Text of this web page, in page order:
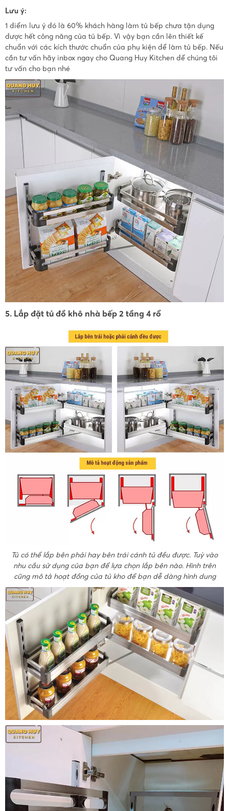
Lưu ý:
1 điểm lưu ý đó là 60% khách hàng làm tủ bếp chưa tận dụng
được hết công năng của tủ bếp. Vì vậy bạn cần lên thiết kế
chuẩn với các kích thước chuẩn của phụ kiện để làm tủ bếp. Nếu
cần tư vấn hãy inbox ngay cho Quang Huy Kitchen để chúng tôi
tư vấn cho bạn nhé
5. Lắp đặt tủ đồ khô nhà bếp 2 tầng 4 rổ
Tủ có thể lắp bên phải hay bên trái cánh tủ đều được. Tuỳ vào
nhu cầu sử dụng của bạn để lựa chọn lắp bên nào. Hình trên
cũng mô tả hoạt đồng của tủ kho để bạn dễ dàng hình dung